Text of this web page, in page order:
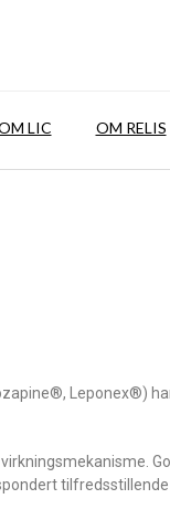
LIC OM RELIS
Leponex®)